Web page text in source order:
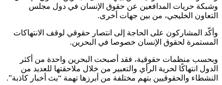
وشبكة حريات المدافعين عن حقوق الإنسان في دول مجلس
التعاون الخليجي، من بين جهات أخرى.
وأكّد المشاركون على الحاجة إلى انتصار حقوقي لوقف الانتهاكات
المستمرة لحقوق الإنسان خصوصا في البحرين.
وبحسب منظمات حقوقية، فقد أصبحت البحرين واحدة من أكثر
الدول انتهاكًا لحرية الرأي والتعبير من خلال ملاحقتها للعديد من
النشطاء والحقوقيين بتهم مختلفة من أبرزها تهمة “بث أخبار كاذبة”.